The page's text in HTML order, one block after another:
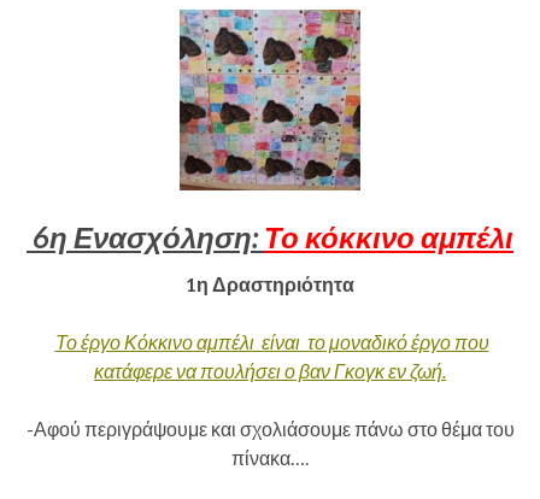
6η Ενασχόληση: Το κόκκινο αμπέλι
1η Δραστηριότητα
Το έργο Κόκκινο αμπέλι είναι το μοναδικό έργο που
κατάφερε να πουλήσει ο βαν Γκογκ εν ζωή.
-Αφού περιγράψουμε και σχολιάσουμε πάνω στο θέμα του
πίνακα….